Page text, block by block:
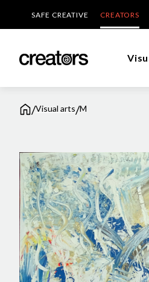
SAFE CREATIVE CREATORS
/Visual arts/M